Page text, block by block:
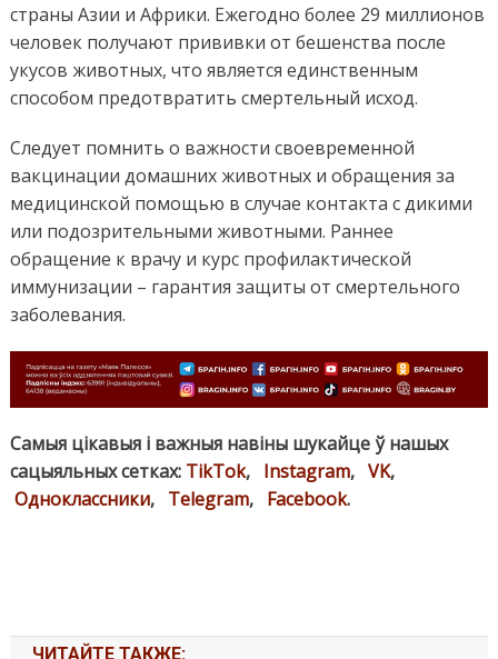
страны Азии и Африки. Ежегодно более 29 миллионов
человек получают прививки от бешенства после
укусов животных, что является единственным
способом предотвратить смертельный исход.
Следует помнить о важности своевременной
вакцинации домашних животных и обращения за
медицинской помощью в случае контакта с дикими
или подозрительными животными. Раннее
обращение к врачу и курс профилактической
иммунизации – гарантия защиты от смертельного
заболевания.
Самыя цікавыя і важныя навіны шукайце ў нашых
сацыяльных сетках: TikTok, Instagram, VK,
Одноклассники, Telegram, Facebook.
ЧИТАЙТЕ ТАКЖЕ: